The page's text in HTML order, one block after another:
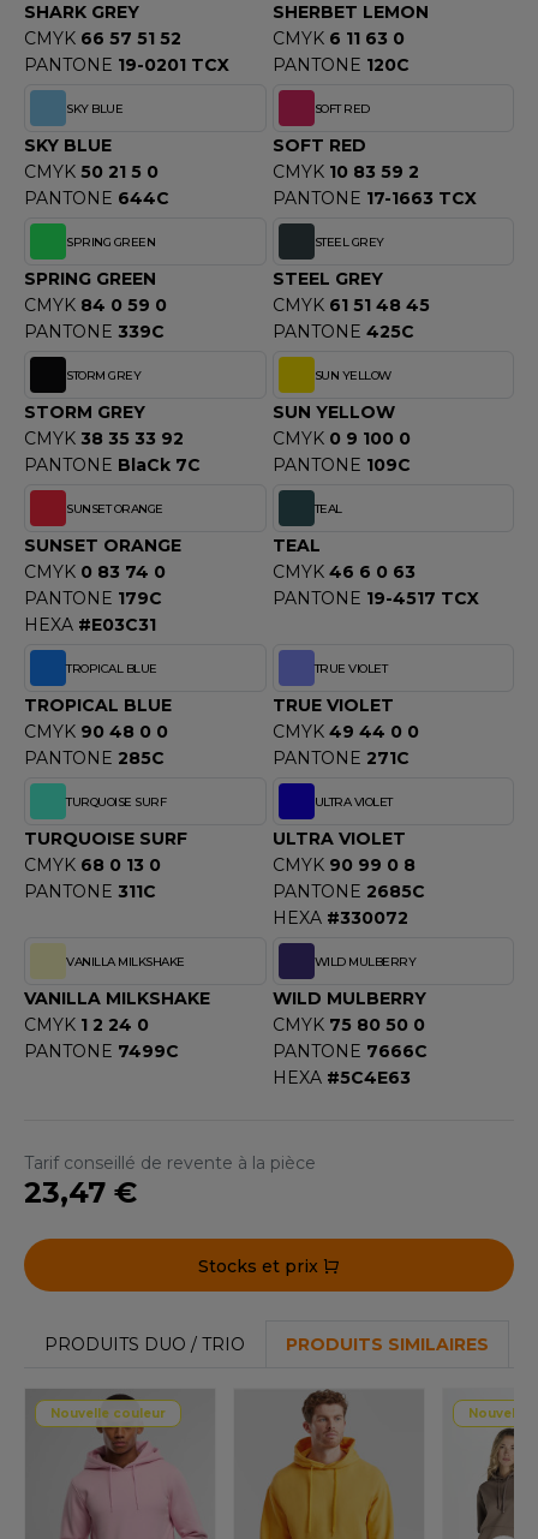
SHARK GREY
CMYK 66 57 51 52
PANTONE 19-0201 TCX
SHERBET LEMON
CMYK 6 11 63 0
PANTONE 120C
SKY BLUE
SKY BLUE
CMYK 50 21 5 0
PANTONE 644C
SOFT RED
SOFT RED
CMYK 10 83 59 2
PANTONE 17-1663 TCX
SPRING GREEN
SPRING GREEN
CMYK 84 0 59 0
PANTONE 339C
STEEL GREY
STEEL GREY
CMYK 61 51 48 45
PANTONE 425C
STORM GREY
STORM GREY
CMYK 38 35 33 92
PANTONE BlaCk 7C
SUN YELLOW
SUN YELLOW
CMYK 0 9 100 0
PANTONE 109C
SUNSET ORANGE
SUNSET ORANGE
CMYK 0 83 74 0
PANTONE 179C
HEXA #E03C31
TEAL
TEAL
CMYK 46 6 0 63
PANTONE 19-4517 TCX
TROPICAL BLUE
TROPICAL BLUE
CMYK 90 48 0 0
PANTONE 285C
TRUE VIOLET
TRUE VIOLET
CMYK 49 44 0 0
PANTONE 271C
TURQUOISE SURF
TURQUOISE SURF
CMYK 68 0 13 0
PANTONE 311C
ULTRA VIOLET
ULTRA VIOLET
CMYK 90 99 0 8
PANTONE 2685C
HEXA #330072
VANILLA MILKSHAKE
VANILLA MILKSHAKE
CMYK 1 2 24 0
PANTONE 7499C
WILD MULBERRY
WILD MULBERRY
CMYK 75 80 50 0
PANTONE 7666C
HEXA #5C4E63
Tarif conseillé de revente à la pièce
23,47 €
Stocks et prix
PRODUITS DUO / TRIO PRODUITS SIMILAIRES
Nouvelle couleur Nouvelle